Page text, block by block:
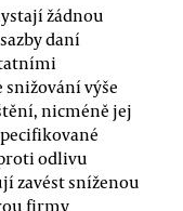
žádnou
daní
výše
nicméně jej
odlivu
zavést sníženou
firmy